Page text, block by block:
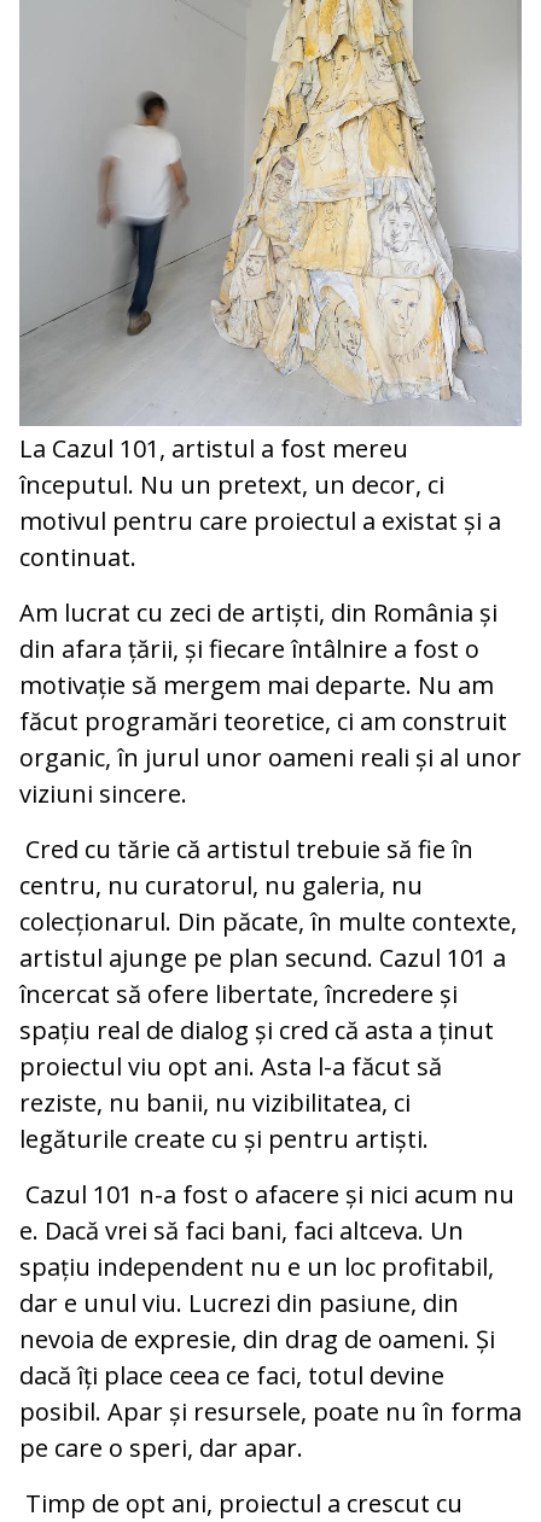
La Cazul 101, artistul a fost mereu
începutul. Nu un pretext, un decor, ci
motivul pentru care proiectul a existat și a
continuat.
Am lucrat cu zeci de artiști, din România și
din afara țării, și fiecare întâlnire a fost o
motivație să mergem mai departe. Nu am
făcut programări teoretice, ci am construit
organic, în jurul unor oameni reali și al unor
viziuni sincere.
Cred cu tărie că artistul trebuie să fie în
centru, nu curatorul, nu galeria, nu
colecționarul. Din păcate, în multe contexte,
artistul ajunge pe plan secund. Cazul 101 a
încercat să ofere libertate, încredere și
spațiu real de dialog și cred că asta a ținut
proiectul viu opt ani. Asta l-a făcut să
reziste, nu banii, nu vizibilitatea, ci
legăturile create cu și pentru artiști.
Cazul 101 n-a fost o afacere și nici acum nu
e. Dacă vrei să faci bani, faci altceva. Un
spațiu independent nu e un loc profitabil,
dar e unul viu. Lucrezi din pasiune, din
nevoia de expresie, din drag de oameni. Și
dacă îți place ceea ce faci, totul devine
posibil. Apar și resursele, poate nu în forma
pe care o speri, dar apar.
Timp de opt ani, proiectul a crescut cu